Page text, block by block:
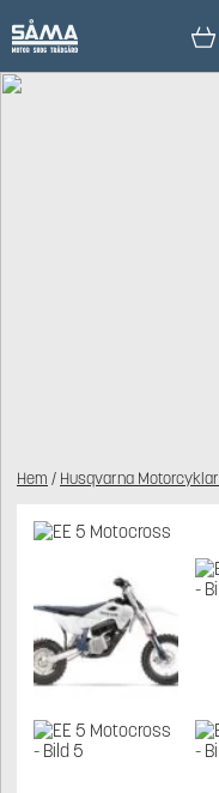
Hem / Husqvarna Motorcyklar